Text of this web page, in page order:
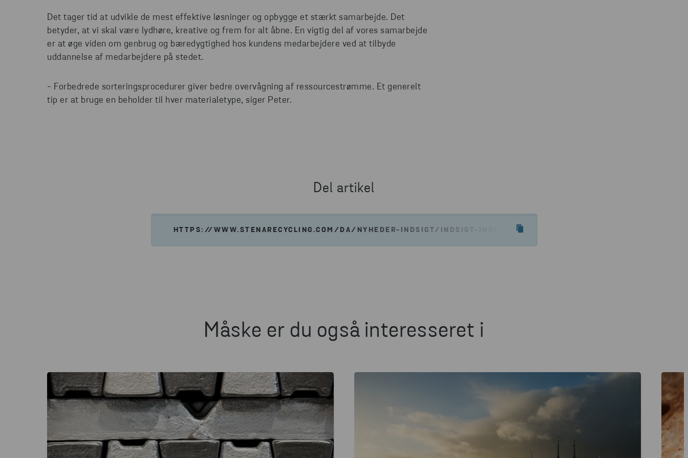
Det tager tid at udvikle de mest effektive løsninger og opbygge et stærkt samarbejde. Det
betyder, at vi skal være lydhøre, kreative og frem for alt åbne. En vigtig del af vores samarbejde
er at øge viden om genbrug og bæredygtighed hos kundens medarbejdere ved at tilbyde
uddannelse af medarbejdere på stedet.
- Forbedrede sorteringsprocedurer giver bedre overvågning af ressourcestrømme. Et generelt
tip er at bruge en beholder til hver materialetype, siger Peter.
Del artikel
HTTPS://WWW.STENARECYCLING.COM/DA/NYHEDER-INDSIGT/INDSIGT-INSPIRATION/VEJLEDNINGSARTIKLER/
Måske er du også interesseret i